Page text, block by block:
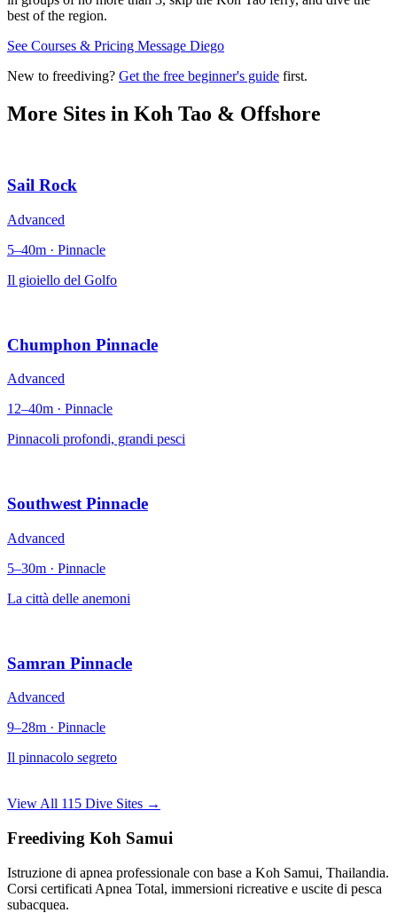
best of the region.
See Courses & Pricing Message Diego
New to freediving? Get the free beginner's guide first.
More Sites in Koh Tao & Offshore
Sail Rock
Advanced
5–40m · Pinnacle
Il gioiello del Golfo
Chumphon Pinnacle
Advanced
12–40m · Pinnacle
Pinnacoli profondi, grandi pesci
Southwest Pinnacle
Advanced
5–30m · Pinnacle
La città delle anemoni
Samran Pinnacle
Advanced
9–28m · Pinnacle
Il pinnacolo segreto
View All 115 Dive Sites →
Freediving Koh Samui
Istruzione di apnea professionale con base a Koh Samui, Thailandia.
Corsi certificati Apnea Total, immersioni ricreative e uscite di pesca
subacquea.